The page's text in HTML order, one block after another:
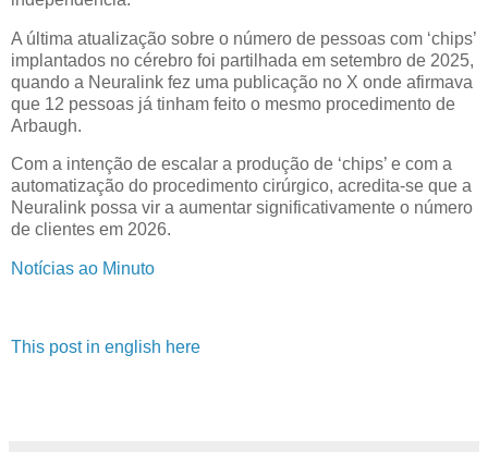
A última atualização sobre o número de pessoas com ‘chips’
implantados no cérebro foi partilhada em setembro de 2025,
quando a Neuralink fez uma publicação no X onde afirmava
que 12 pessoas já tinham feito o mesmo procedimento de
Arbaugh.
Com a intenção de escalar a produção de ‘chips’ e com a
automatização do procedimento cirúrgico, acredita-se que a
Neuralink possa vir a aumentar significativamente o número
de clientes em 2026.
Notícias ao Minuto
This post in english here